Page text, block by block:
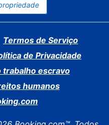
Termos de Serviço
de Privacidade
trabalho escravo
humanos